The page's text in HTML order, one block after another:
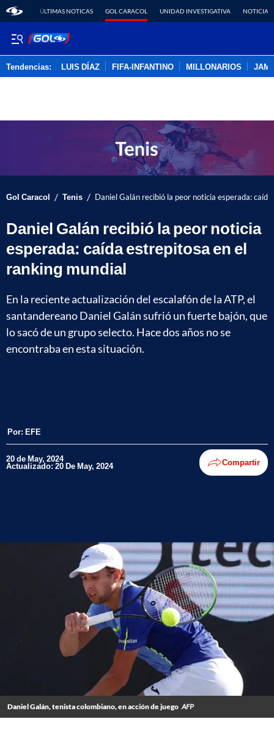
ÚLTIMAS NOTICAS GOL CARACOL UNIDAD INVESTIGATIVA NOTICIAS
Tendencias: LUIS DÍAZ FIFA-INFANTINO MILLONARIOS
Gol Caracol / Tenis / Daniel Galán recibió la peor noticia esperada:
Daniel Galán recibió la peor noticia
esperada: caída estrepitosa en el
ranking mundial
En la reciente actualización del escalafón de la ATP, el
santandereano Daniel Galán sufrió un fuerte bajón, que
lo sacó de un grupo selecto. Hace dos años no se
encontraba en esta situación.
Por: EFE
20 de May, 2024
Actualizado: 20 De May, 2024 Compartir
Daniel Galán, tenista colombiano, en acción de juego AFP